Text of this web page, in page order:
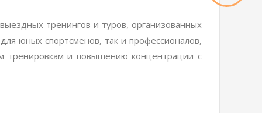
тренингов и туров, организованных
юных спортсменов, так и профессионалов,
тренировкам и повышению концентрации с